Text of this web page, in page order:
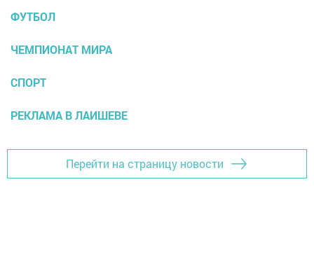
ФУТБОЛ
ЧЕМПИОНАТ МИРА
СПОРТ
РЕКЛАМА В ЛАИШЕВЕ
Перейти на страницу новости